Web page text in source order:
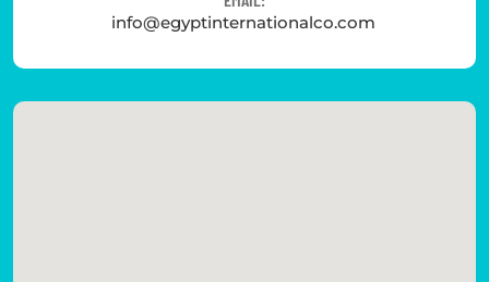
info@egyptinternationalco.com